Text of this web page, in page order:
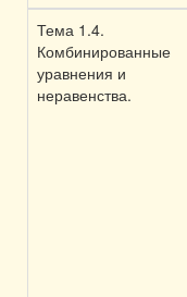
Тема 1.4.
Комбинированные
уравнения и
неравенства.